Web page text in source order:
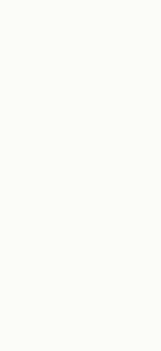
Accueil
Accueil Vélo
cyclistes en